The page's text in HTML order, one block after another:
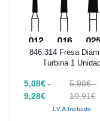
Añadir al
846.314 Fresa
Turbina 1 Unidad
5,08€ -
9,28€
5,98€ -
10,91€
I.V.A Incluido